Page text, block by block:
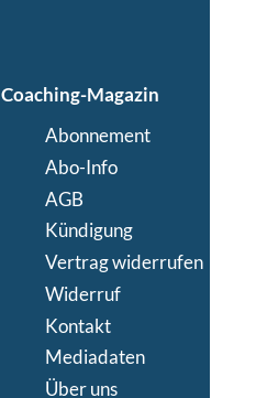
Coaching-Magazin
Abonnement
Abo-Info
AGB
Kündigung
Vertrag widerrufen
Widerruf
Kontakt
Mediadaten
Über uns